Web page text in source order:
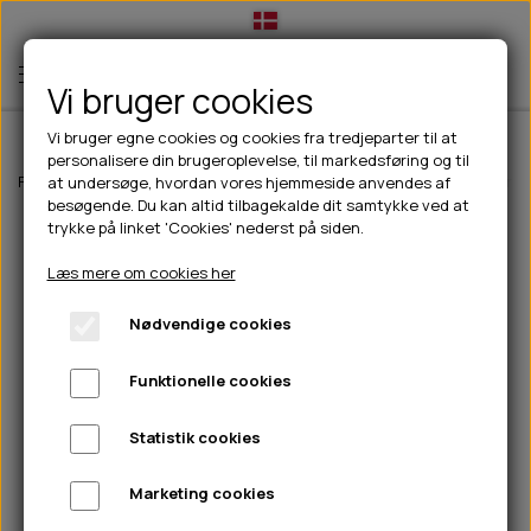
TIL HUND
💧FODER- VANDSKÅLE
CHICOPEE
GODBIDSTASKE
HALSBÅND
🦴 GODBIDDER & SNACKS
🍖 SMAGSVARIANTER
🎾 LEGETØJ
TÆNDER, ØRE, ØJE, POTER & NÆSE
🐾 UDSTYR & KOMFORT
TIL HUNDEEJER
DRIKKEFLASKER/TERMOFLASKER
HUER OG VANTER
PINEWOOD SALES
TIL KAT
TILBUD
NYHEDER
ABONNEMENT
Forside Til hunde Pleje & hygiejne Grooming KW Smart Blade
Vi bruger cookies
Vi bruger egne cookies og cookies fra tredjeparter til at
personalisere din brugeroplevelse, til markedsføring og til
at undersøge, hvordan vores hjemmeside anvendes af
besøgende. Du kan altid tilbagekalde dit samtykke ved at
trykke på linket 'Cookies' nederst på siden.
Læs mere om cookies her
Nødvendige cookies
Funktionelle cookies
Statistik cookies
Marketing cookies